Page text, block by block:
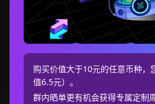
购买价值大于10元的任意币种，
值6.5元）。
群内晒单更有机会获得专属定制